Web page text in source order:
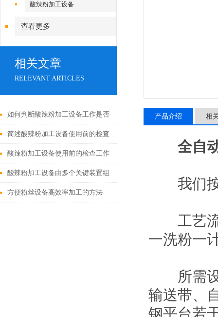
酸辣粉加工设备
查看更多
相关文章
RELEVANT ARTICLES
如何判断酸辣粉加工设备工作是否
安全？
简述酸辣粉加工设备使用前的检查
工作
酸辣粉加工设备使用前的检查工作
酸辣粉加工设备由多个关键装置组
成
方便粉丝设备高效率加工的方法
产品介绍 相
全自
我们按
工艺流
一洗粉一
所需设
输送带、
钢平台若